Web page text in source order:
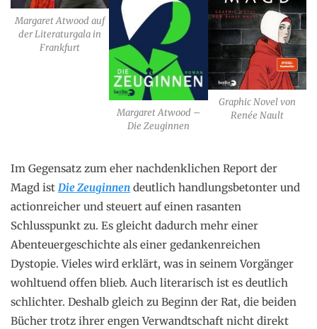
Margaret Atwood auf
der Literaturgala in
Frankfurt
Margaret Atwood –
Die Zeuginnen
Graphic Novel von
Renée Nault
Im Gegensatz zum eher nachdenklichen Report der
Magd ist Die Zeuginnen deutlich handlungsbetonter und
actionreicher und steuert auf einen rasanten
Schlusspunkt zu. Es gleicht dadurch mehr einer
Abenteuergeschichte als einer gedankenreichen
Dystopie. Vieles wird erklärt, was in seinem Vorgänger
wohltuend offen blieb. Auch literarisch ist es deutlich
schlichter. Deshalb gleich zu Beginn der Rat, die beiden
Bücher trotz ihrer engen Verwandtschaft nicht direkt